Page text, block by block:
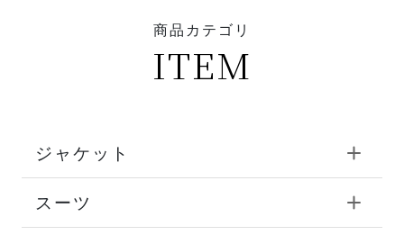
商品カテゴリ
ITEM
ジャケット
スーツ